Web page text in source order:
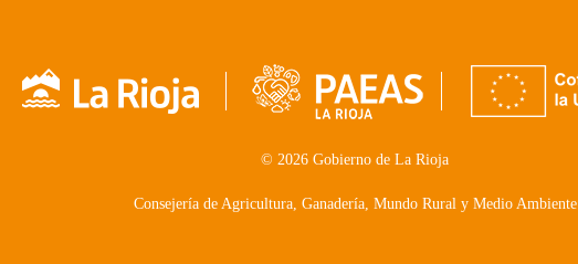
© 2026 Gobierno de La Rioja
Consejería de Agricultura, Ganadería, Mundo Rural y Medio Ambiente